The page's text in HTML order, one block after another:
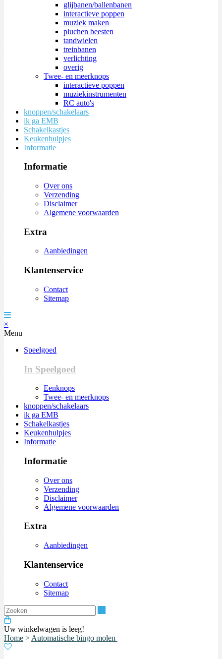
glijbanen/ballenbanen
interactieve poppen
muziek maken
pluchen beesten
tandwielen
treinbanen
verlichting
overig
Twee- en meerknops
interactieve poppen
muziekinstrumenten
RC auto's
knoppen/schakelaars
ik ga EMB
Schakelkastjes
Keukenhulpjes
Informatie
Informatie
Over ons
Verzending
Disclaimer
Algemene voorwaarden
Extra
Aanbiedingen
Klantenservice
Contact
Sitemap
×
Menu
Speelgoed
In Speelgoed
Eenknops
Twee- en meerknops
knoppen/schakelaars
ik ga EMB
Schakelkastjes
Keukenhulpjes
Informatie
Informatie
Over ons
Verzending
Disclaimer
Algemene voorwaarden
Extra
Aanbiedingen
Klantenservice
Contact
Sitemap
Uw winkelwagen is leeg!
Home > Automatische bingo molen